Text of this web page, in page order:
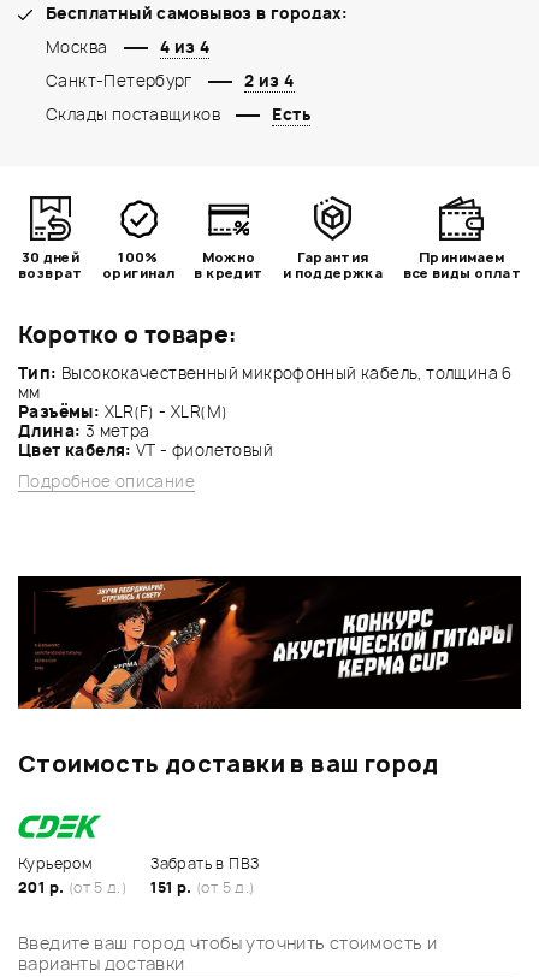
Коротко о товаре:
Тип: Высококачественный микрофонный кабель, толщина 6
мм
Разъёмы: XLR(F) - XLR(M)
Длина: 3 метра
Цвет кабеля:VT - фиолетовый
Подробное описание
Бесплатный самовывоз в городах:
Москва
4 из 4
Санкт-Петербург
2 из 4
Склады поставщиков
Есть
30 дней
возврат
100%
оригинал
Можно
в кредит
Гарантия
и поддержка
Принимаем
все виды оплат
Стоимость доставки в ваш город
Курьером
201 р. (от 5 д.)
Забрать в ПВЗ
151 р. (от 5 д.)
Введите ваш город чтобы уточнить стоимость и
варианты доставки